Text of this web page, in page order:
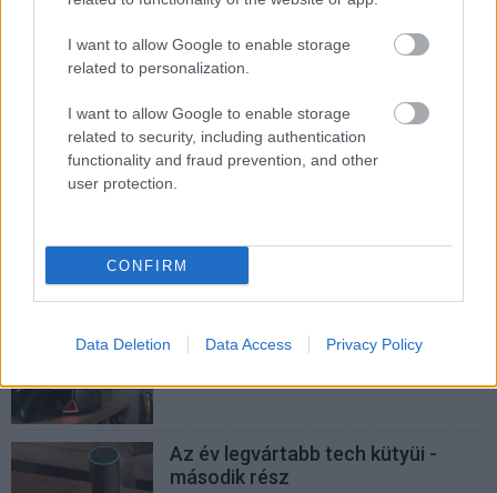
I want to allow Google to enable storage
related to personalization.
I want to allow Google to enable storage
related to security, including authentication
functionality and fraud prevention, and other
user protection.
CONFIRM
Data Deletion Data Access Privacy Policy
Virtuális Valóság | 2015.10.06 14:03
Tovább erősíti gamer PC-it és
Hardver| 2015.08.30 14:01
TESZT: Alienware Alpha -
Reszkessetek konzolok
Ütős lett az Alienware 18 gamer
laptop
Hardver| 2015.08.21 08:02
3 igazán mini PC az asztalra
Az év legvártabb tech kütyüi -
második rész